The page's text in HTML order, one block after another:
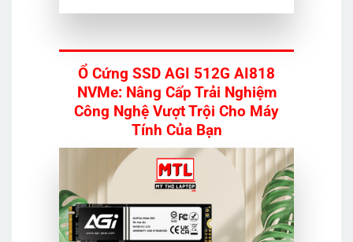
Ổ Cứng SSD AGI 512G AI818
NVMe: Nâng Cấp Trải Nghiệm
Công Nghệ Vượt Trội Cho Máy
Tính Của Bạn